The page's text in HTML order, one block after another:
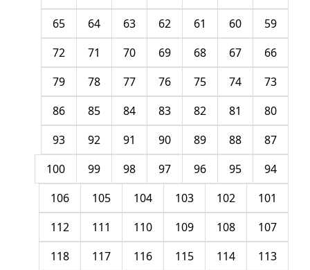
59
60
61
62
63
64
65
66
67
68
69
70
71
72
73
74
75
76
77
78
79
80
81
82
83
84
85
86
87
88
89
90
91
92
93
94
95
96
97
98
99
100
101
102
103
104
105
106
107
108
109
110
111
112
113
114
115
116
117
118